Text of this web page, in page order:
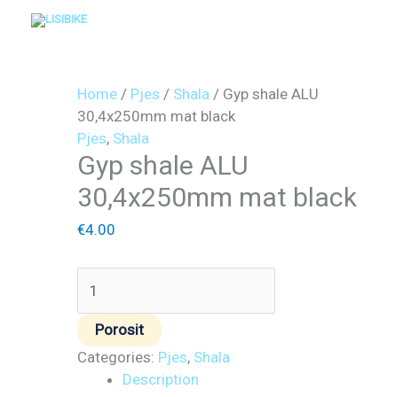
Home / Pjes / Shala / Gyp shale ALU
30,4x250mm mat black
Pjes, Shala
Gyp shale ALU
30,4x250mm mat black
€4.00
shale
ALU
30,4x250mm
mat
black
quantity
Porosit
Categories: Pjes, Shala
Description